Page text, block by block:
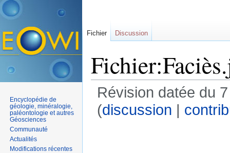
Révision datée du
(discussion |
Fichier Discussion
Encyclopédie de
géologie, minéralogie,
paléontologie et autres
Géosciences
Communauté
Actualités
Modifications récentes